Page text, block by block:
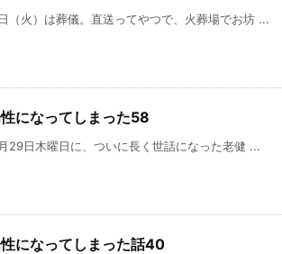
（火）は葬儀。直送ってやつで、火葬場でお坊 ...
になってしまった58
29日木曜日に、ついに長く世話になった老健 ...
になってしまった話40